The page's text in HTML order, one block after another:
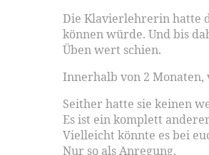
Die Klavierlehrerin hatte
können würde. Und bis
Üben wert schien.
Innerhalb von 2 Monaten,
Seither hatte sie keinen
Es ist ein komplett
Vielleicht könnte es bei
Nur so als Anregung.